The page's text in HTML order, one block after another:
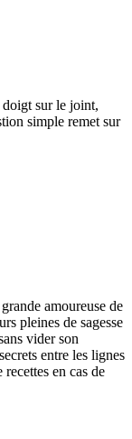
doigt sur le joint,
simple remet sur
amoureuse de
pleines de sagesse
vider son
entre les lignes
en cas de